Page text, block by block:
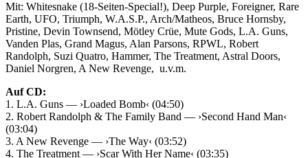
Mit: Whitesnake (18-Seiten-Special!), Deep Purple, Foreigner, Rare
Earth, UFO, Triumph, W.A.S.P., Arch/Matheos, Bruce Hornsby,
Pristine, Devin Townsend, Mötley Crüe, Mute Gods, L.A. Guns,
Vanden Plas, Grand Magus, Alan Parsons, RPWL, Robert
Randolph, Suzi Quatro, Hammer, The Treatment, Astral Doors,
Daniel Norgren, A New Revenge, u.v.m.
Auf CD:
1. L.A. Guns — ›Loaded Bomb‹ (04:50)
2. Robert Randolph & The Family Band — ›Second Hand Man‹
(03:04)
3. A New Revenge — ›The Way‹ (03:52)
4. The Treatment — ›Scar With Her Name‹ (03:35)